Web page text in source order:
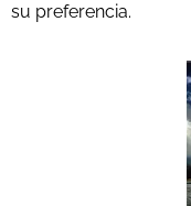
su preferencia.